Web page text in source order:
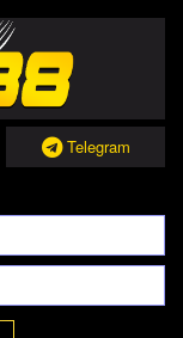
Telegram